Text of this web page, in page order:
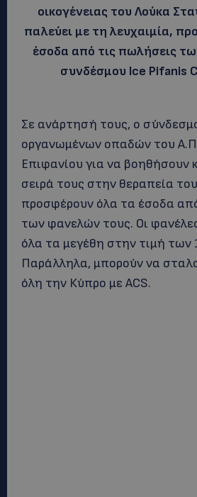
οικογένειας του Λούκα
παλεύει με τη λευχαιμία,
έσοδα από τις πωλήσεις
συνδέσμου Ice Pifanis
Σε ανάρτησή τους, ο
οργανωμένων οπαδών του
Επιφανίου για να βοηθήσουν
σειρά τους στην θεραπεία
προσφέρουν όλα τα έσοδα
των φανελών τους. Οι
όλα τα μεγέθη στην τιμή των
Παράλληλα, μπορούν να
όλη την Κύπρο με ACS.